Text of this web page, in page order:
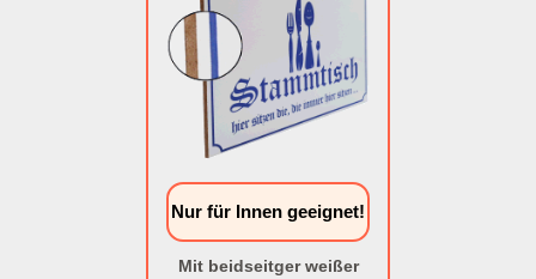
Nur für Innen geeignet!
Mit beidseitger weißer